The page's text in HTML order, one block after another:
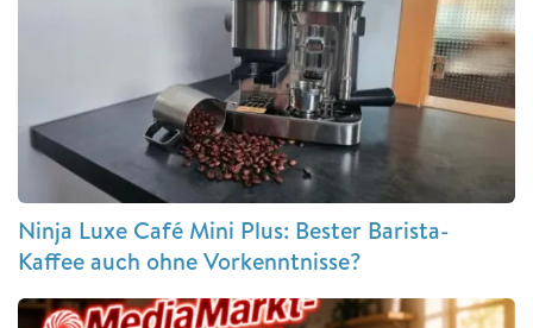
Ninja Luxe Café Mini Plus: Bester Barista-
Kaffee auch ohne Vorkenntnisse?